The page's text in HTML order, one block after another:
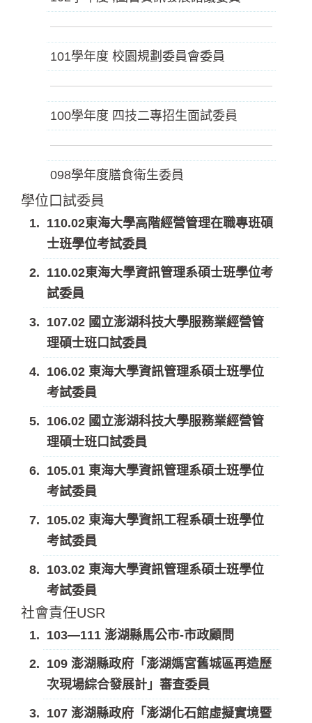
101學年度 校園規劃委員會委員
100學年度 四技二專招生面試委員
098學年度膳食衛生委員
學位口試委員
110.02東海大學高階經營管理在職專班碩
士班學位考試委員
110.02東海大學資訊管理系碩士班學位考
試委員
107.02 國立澎湖科技大學服務業經營管
理碩士班口試委員
106.02 東海大學資訊管理系碩士班學位
考試委員
106.02 國立澎湖科技大學服務業經營管
理碩士班口試委員
105.01 東海大學資訊管理系碩士班學位
考試委員
105.02 東海大學資訊工程系碩士班學位
考試委員
103.02 東海大學資訊管理系碩士班學位
考試委員
社會責任USR
103—111 澎湖縣馬公市-市政顧問
109 澎湖縣政府「澎湖媽宮舊城區再造歷
次現場綜合發展計」審查委員
107 澎湖縣政府「澎湖化石館虛擬實境暨